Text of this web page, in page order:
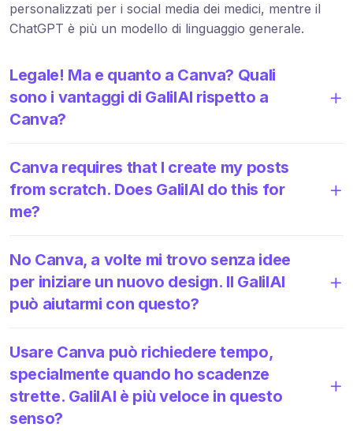
personalizzati per i social media dei medici, mentre il
ChatGPT è più un modello di linguaggio generale.
Legale! Ma e quanto a Canva? Quali
sono i vantaggi di GalilAI rispetto a
Canva?
Canva requires that I create my posts
from scratch. Does GalilAI do this for
me?
No Canva, a volte mi trovo senza idee
per iniziare un nuovo design. Il GalilAI
può aiutarmi con questo?
Usare Canva può richiedere tempo,
specialmente quando ho scadenze
strette. GalilAI è più veloce in questo
senso?